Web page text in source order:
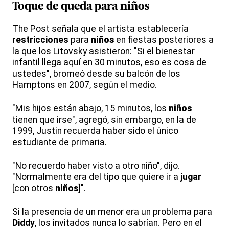
Toque de queda paraniños
The Post señala que el artista establecería
restricciones para niños en fiestas posteriores a
la que los Litovsky asistieron: "Si el bienestar
infantil llega aquí en 30 minutos, eso es cosa de
ustedes", bromeó desde su balcón de los
Hamptons en 2007, según el medio.
"Mis hijos están abajo, 15 minutos, los niños
tienen que irse", agregó, sin embargo, en la de
1999, Justin recuerda haber sido el único
estudiante de primaria.
"No recuerdo haber visto a otro niño", dijo.
"Normalmente era del tipo que quiere ir a jugar
[con otros niños]".
Si la presencia de un menor era un problema para
Diddy, los invitados nunca lo sabrían. Pero en el